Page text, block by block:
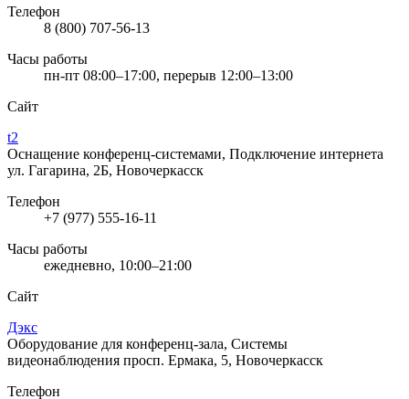
Телефон
8 (800) 707-56-13
Часы работы
пн-пт 08:00–17:00, перерыв 12:00–13:00
Сайт
t2
Оснащение конференц-системами, Подключение интернета
ул. Гагарина, 2Б, Новочеркасск
Телефон
+7 (977) 555-16-11
Часы работы
ежедневно, 10:00–21:00
Сайт
Дэкс
Оборудование для конференц-зала, Системы
видеонаблюдения просп. Ермака, 5, Новочеркасск
Телефон